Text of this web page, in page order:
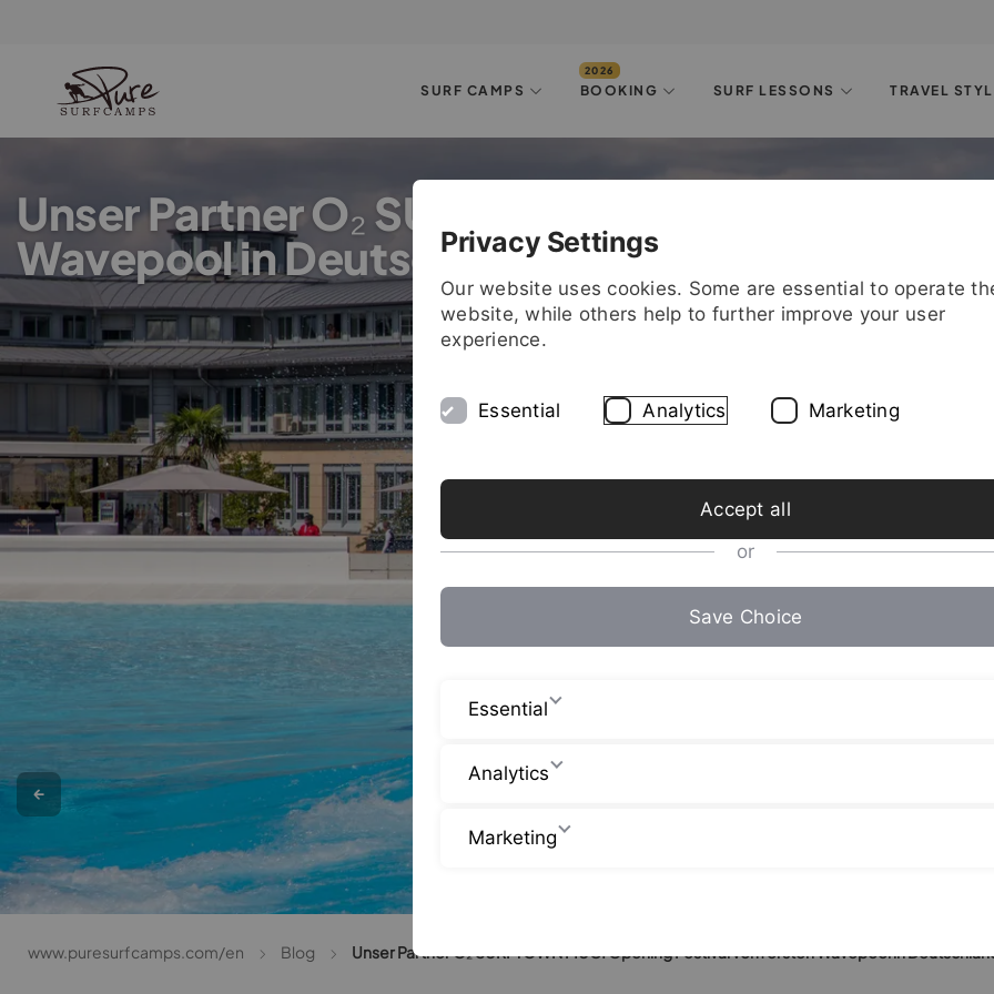
SURF CAMPS BOOKING SURF LESSONS TRAVEL
Unser Partner O₂ SURFTOWN MUC: Opening
Wavepool in Deutschland!
www.puresurfcamps.com/en Blog Unser Partner O₂ SURFTOWN MUC: Opening Festival vom ersten Wavepool in
Privacy Settings
Our website uses cookies. Some are essential to operate
website, while others help to further improve your user
experience.
Essential Analytics Marketing
Accept all
or
Save Choice
Essential
Analytics
Marketing